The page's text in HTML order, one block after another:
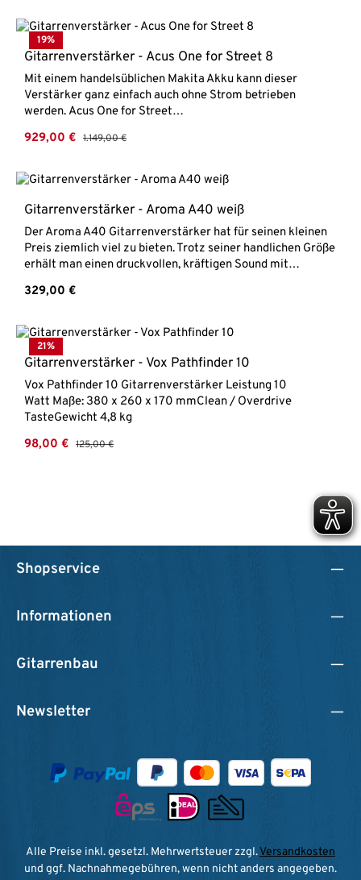
Tasche
XLR-Buchse, 2 KlinkenbuchsenPhantomspeisungmöglicher
Akkubetrieb mit Makita Akku (nicht inklusive)
19%
Gitarrenverstärker - Acus One for Street 8
Mit einem handelsüblichen Makita Akku kann dieser
Verstärker ganz einfach auch ohne Strom betrieben
werden. Acus One for Street
Kanäle HalleffektBluetoothAux-Eingang2 XLR-Buchsen, 3
mit Makita Akku (nicht inklusive)
Verkaufspreis:
929,00 € Regulärer Preis:
1.149,00 €
Gitarrenverstärker - Aroma A40 weiß
Der Aroma A40 Gitarrenverstärker hat für seinen kleinen
Preis ziemlich viel zu bieten. Trotz seiner handlichen Größe
erhält man einen druckvollen, kräftigen Sound mit
zwei Kanälen getrennt mit einem 3-Band EQ geregelt
Mit dem eingebauten Akku kann der Amp ganz einfach
ohne Strom gespielt werden. Dank der Batterieanzeige hat
man immer einen guten Überblick über die Akkulaufzeit.
Dank Bluetooth Verbindung kann ebenfalls ganz bequem
Musik abgespielt werden. Ein sehr empfehlenswerter
Verstärker!Aroma A40Akustikgitarrenverstärker40 Watt
LeistungAkkubetrieb möglichGitarreneingang mit
Bass/Mitten/Höhen/Reverb/VolumeMikrofoneingang mit
Regulärer Preis:
329,00 €
21%
Gitarrenverstärker - Vox Pathfinder 10
Vox Pathfinder 10 Gitarrenverstärker Leistung 10
Watt Maße: 380 x 260 x 170 mmClean / Overdrive
TasteGewicht 4,8 kg
Verkaufspreis:
98,00 € Regulärer Preis:
125,00 €
Shopservice
Informationen
Gitarrenbau
Newsletter
Alle Preise inkl. gesetzl. Mehrwertsteuer zzgl.Versandkosten
und ggf. Nachnahmegebühren, wenn nicht anders angegeben.